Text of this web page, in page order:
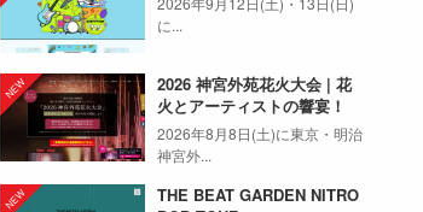
に...
2026 神宮外苑花火大会 | 花
火とアーティストの響宴！
2026年8月8日(土)に東京・明治
神宮外...
THE BEAT GARDEN NITRO